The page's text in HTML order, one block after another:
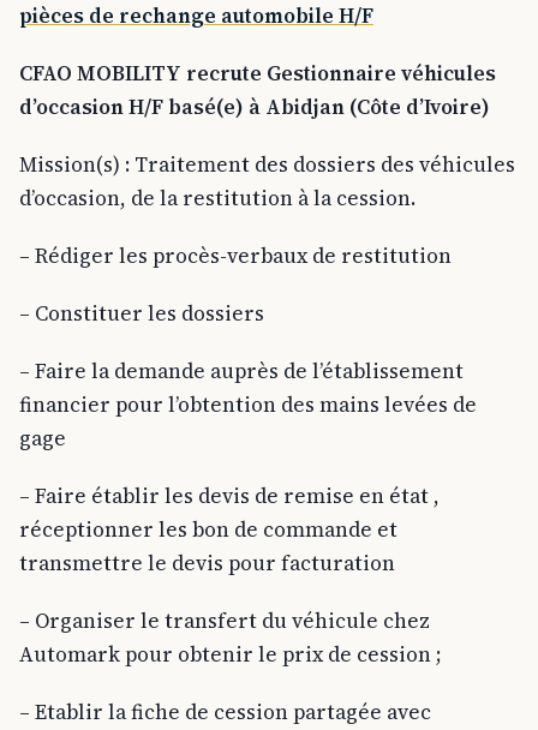
pièces de rechange automobile H/F
CFAO MOBILITY recrute Gestionnaire véhicules
d’occasion H/F basé(e) à Abidjan (Côte d’Ivoire)
Mission(s) : Traitement des dossiers des véhicules
d’occasion, de la restitution à la cession.
– Rédiger les procès-verbaux de restitution
– Constituer les dossiers
– Faire la demande auprès de l’établissement
financier pour l’obtention des mains levées de
gage
– Faire établir les devis de remise en état ,
réceptionner les bon de commande et
transmettre le devis pour facturation
– Organiser le transfert du véhicule chez
Automark pour obtenir le prix de cession ;
– Etablir la fiche de cession partagée avec